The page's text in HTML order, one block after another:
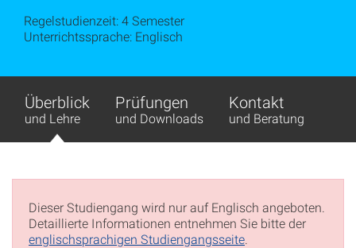
Regelstudienzeit: 4 Semester
Unterrichtssprache: Englisch
Überblick
und Lehre
Prüfungen
und Downloads
Kontakt
und Beratung
Dieser Studiengang wird nur auf Englisch angeboten.
Detaillierte Informationen entnehmen Sie bitte der
englischsprachigen Studiengangsseite